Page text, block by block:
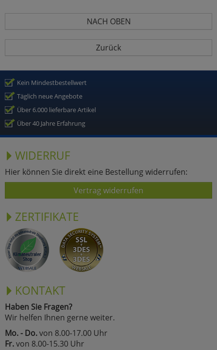
NACH OBEN
Zurück
Kein Mindestbestellwert
Täglich neue Angebote
Über 6.000 lieferbare Artikel
Über 40 Jahre Erfahrung
WIDERRUF
Hier können Sie direkt eine Bestellung widerrufen:
Vertrag widerrufen
ZERTIFIKATE
KONTAKT
Haben Sie Fragen?
Wir helfen Ihnen gerne weiter.
Mo. - Do.von 8.00-17.00 Uhr
Fr.von 8.00-15.30 Uhr